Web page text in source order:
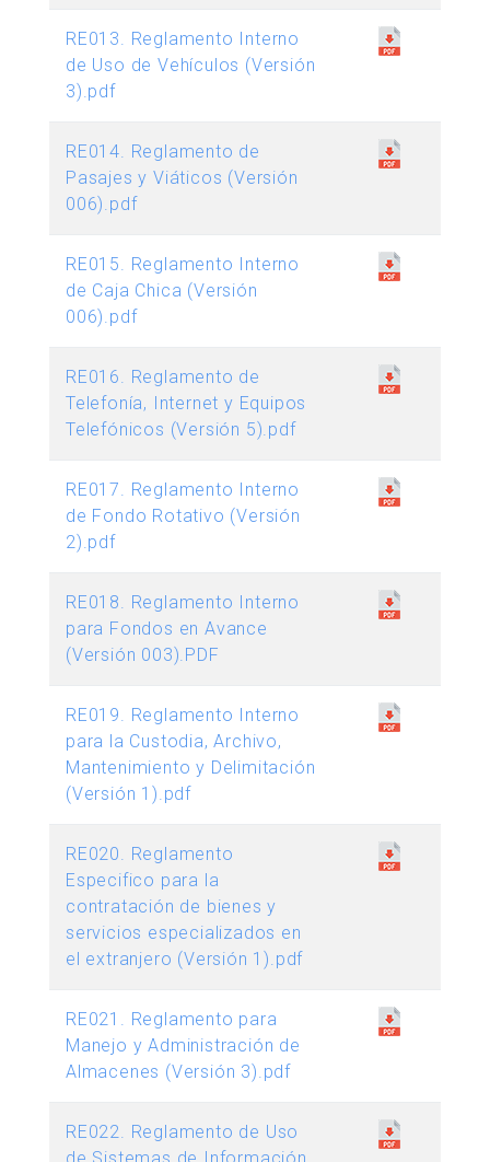
RE013. Reglamento Interno
de Uso de Vehículos (Versión
3).pdf
RE014. Reglamento de
Pasajes y Viáticos (Versión
006).pdf
RE015. Reglamento Interno
de Caja Chica (Versión
006).pdf
RE016. Reglamento de
Telefonía, Internet y Equipos
Telefónicos (Versión 5).pdf
RE017. Reglamento Interno
de Fondo Rotativo (Versión
2).pdf
RE018. Reglamento Interno
para Fondos en Avance
(Versión 003).PDF
RE019. Reglamento Interno
para la Custodia, Archivo,
Mantenimiento y Delimitación
(Versión 1).pdf
RE020. Reglamento
Especifico para la
contratación de bienes y
servicios especializados en
el extranjero (Versión 1).pdf
RE021. Reglamento para
Manejo y Administración de
Almacenes (Versión 3).pdf
RE022. Reglamento de Uso